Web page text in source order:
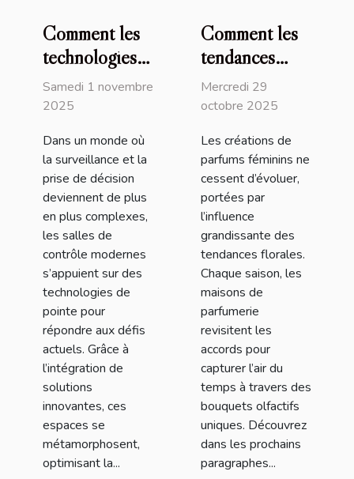
Comment les
technologies
de pointe
transforment
contrôle
modernes ?
Samedi 1 novembre
2025
Dans un monde où
la surveillance et la
prise de décision
deviennent de plus
en plus complexes,
les salles de
contrôle modernes
s’appuient sur des
technologies de
pointe pour
répondre aux défis
actuels. Grâce à
l’intégration de
solutions
innovantes, ces
espaces se
métamorphosent,
optimisant la...
Comment les
tendances
florales
influencent-
elles les
créations de
parfums
féminins ?
Mercredi 29
octobre 2025
Les créations de
parfums féminins ne
cessent d’évoluer,
portées par
l’influence
grandissante des
tendances florales.
Chaque saison, les
maisons de
parfumerie
revisitent les
accords pour
capturer l’air du
temps à travers des
bouquets olfactifs
uniques. Découvrez
dans les prochains
paragraphes...